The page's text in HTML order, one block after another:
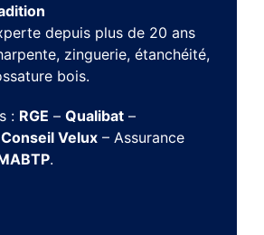
depuis plus de 20 ans
zinguerie, étanchéité,
bois.
: RGE – Qualibat –
Velux – Assurance
.